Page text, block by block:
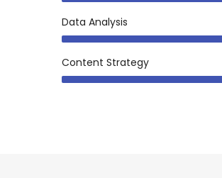
Data Analysis
Content Strategy